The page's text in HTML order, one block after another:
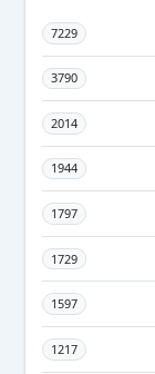
7229
3790
2014
1944
1797
1729
1597
1217